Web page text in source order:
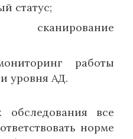
статус;
сканирование
работы
уровня АД.
обследования все
норме